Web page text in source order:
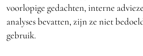
voorlopige gedachten, interne
analyses bevatten, zijn ze niet
gebruik.